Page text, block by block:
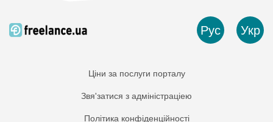
Рус Укр
Ціни за послуги порталу
Звя'затися з адміністраціею
Політика конфіденційності